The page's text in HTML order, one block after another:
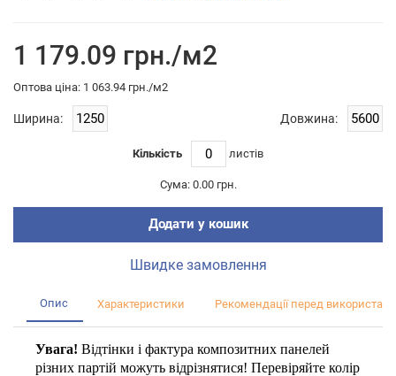
1 179.09 грн./м2
Оптова цiна: 1 063.94 грн./м2
Ширина: Довжина:
Кількість листiв
Сума: 0.00 грн.
Додати у кошик
Швидке замовлення
Опис Характеристики Рекомендації перед
Увага! Відтінки і фактура композитних панелей
різних партій можуть відрізнятися! Перевіряйте колір